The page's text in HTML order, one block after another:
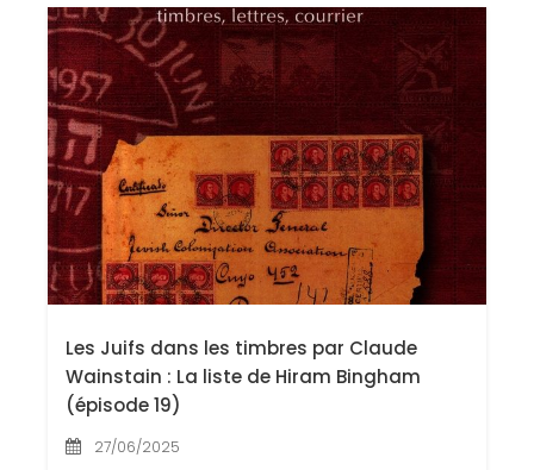
Les Juifs dans les timbres par Claude
Wainstain : La liste de Hiram Bingham
(épisode 19)
27/06/2025